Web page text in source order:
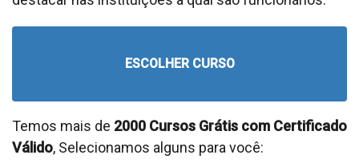
ESCOLHER CURSO
Temos mais de 2000 Cursos Grátis com Certificado
Válido, Selecionamos alguns para você: